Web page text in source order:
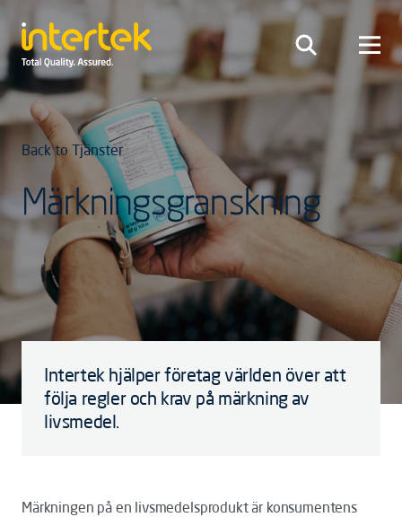
Back to Tjänster
Märkningsgranskning
Intertek hjälper företag världen över att
följa regler och krav på märkning av
livsmedel.
Märkningen på en livsmedelsprodukt är konsumentens